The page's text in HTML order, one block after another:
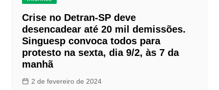
Crise no Detran-SP deve
desencadear até 20 mil demissões.
Singuesp convoca todos para
protesto na sexta, dia 9/2, às 7 da
manhã
2 de fevereiro de 2024